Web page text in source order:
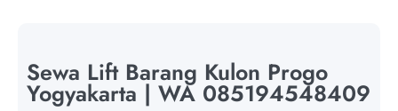
Sewa Lift Barang Kulon Progo
Yogyakarta | WA 085194548409